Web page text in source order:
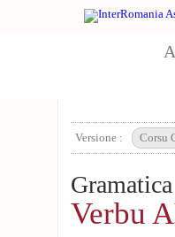
Versione : Corsu
Gramatica
Verbu